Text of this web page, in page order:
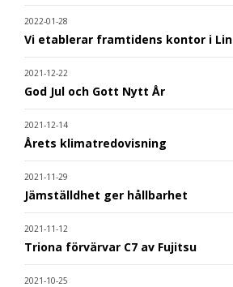
2022-01-28
Vi etablerar framtidens kontor i
2021-12-22
God Jul och Gott Nytt År
2021-12-14
Årets klimatredovisning
2021-11-29
Jämställdhet ger hållbarhet
2021-11-12
Triona förvärvar C7 av Fujitsu
2021-10-25